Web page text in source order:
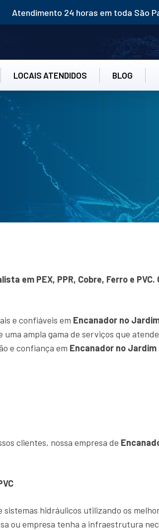
Atendimento 24 horas em toda São
LOCAIS ATENDIDOS BLOG
em PEX, PPR, Cobre, Ferro e
e confiáveis em Encanador no
ampla gama de serviços que
e confiança em Encanador no Jardim
clientes, nossa empresa de
hidráulicos utilizando os
ou empresa tenha a infraestrutura